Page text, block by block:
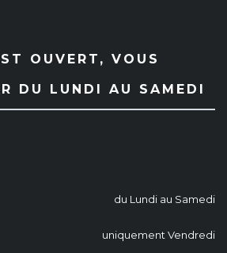
OUVERT, VOUS
DU LUNDI AU SAMEDI
du Lundi au Samedi
uniquement Vendredi